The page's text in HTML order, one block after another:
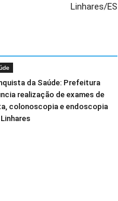
Linhares/ES
da Saúde: Prefeitura
realização de exames de
colonoscopia e endoscopia